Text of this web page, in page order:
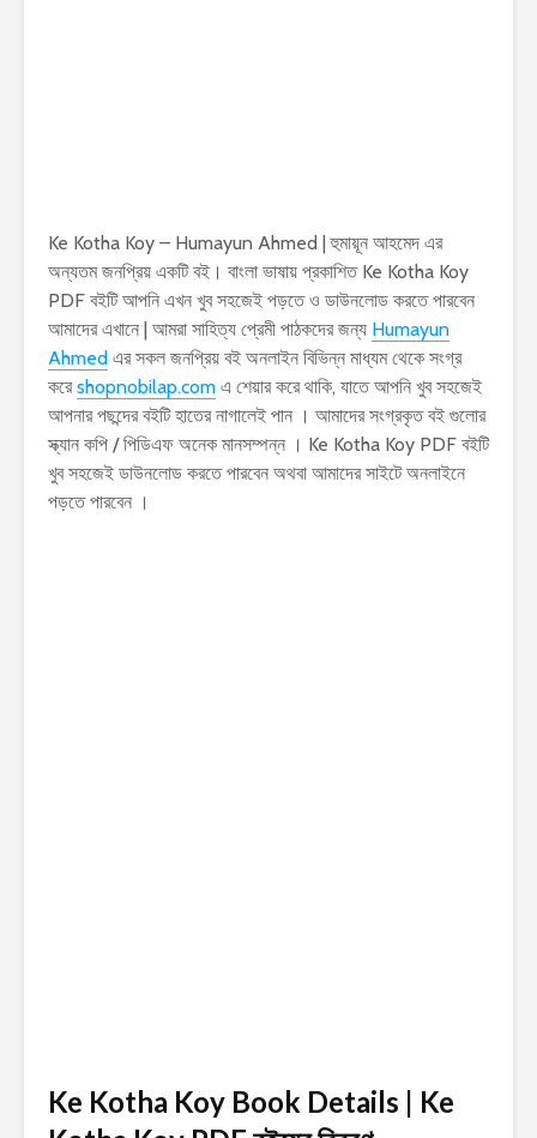
Ke Kotha Koy – Humayun Ahmed | হুমায়ূন আহমেদ এর
অন্যতম জনপ্রিয় একটি বই। বাংলা ভাষায় প্রকাশিত Ke Kotha Koy
PDF বইটি আপনি এখন খুব সহজেই পড়তে ও ডাউনলোড করতে পারবেন
আমাদের এখানে | আমরা সাহিত্য প্রেমী পাঠকদের জন্য Humayun
Ahmed এর সকল জনপ্রিয় বই অনলাইন বিভিন্ন মাধ্যম থেকে সংগ্র
করেshopnobilap.com এ শেয়ার করে থাকি, যাতে আপনি খুব সহজেই
আপনার পছন্দের বইটি হাতের নাগালেই পান । আমাদের সংগ্রকৃত বই গুলোর
স্ক্যান কপি / পিডিএফ অনেক মানসম্পন্ন । Ke Kotha Koy PDF বইটি
খুব সহজেই ডাউনলোড করতে পারবেন অথবা আমাদের সাইটে অনলাইনে
পড়তে পারবেন ।
Ke Kotha Koy Book Details | Ke